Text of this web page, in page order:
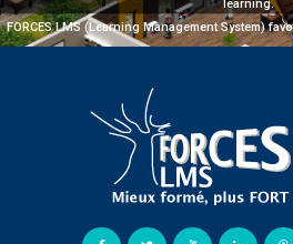
learning.
FORCES LMS (Learning Management System)